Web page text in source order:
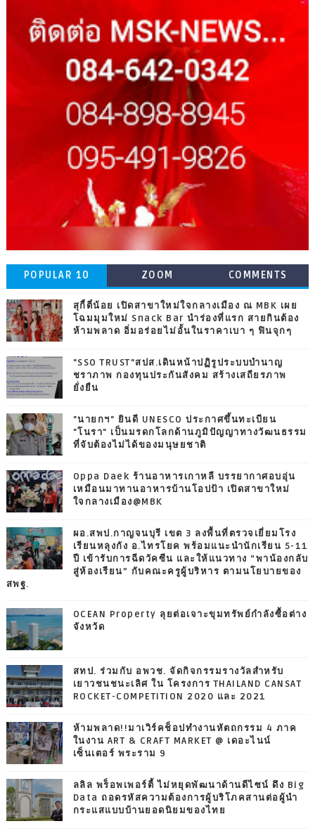
POPULAR 10 ZOOM COMMENTS
สุกี้ตี๋น้อย เปิดสาขาใหม่ใจกลางเมือง ณ MBK เผย
โฉมมุมใหม่ Snack Bar นำร่องที่แรก สายกินต้อง
ห้ามพลาด อิ่มอร่อยไม่อั้นในราคาเบา ๆ ฟินจุกๆ
"SSO TRUST"สปส.เดินหน้าปฏิรูประบบบำนาญ
ชราภาพ กองทุนประกันสังคม สร้างเสถียรภาพ
ยั่งยืน
"นายกฯ" ยินดี UNESCO ประกาศขึ้นทะเบียน
"โนรา" เป็นมรดกโลกด้านภูมิปัญญาทางวัฒนธรรม
ที่จับต้องไม่ได้ของมนุษยชาติ
Oppa Daek ร้านอาหารเกาหลี บรรยากาศอบอุ่น
เหมือนมาทานอาหารบ้านโอปป้า เปิดสาขาใหม่
ใจกลางเมือง@MBK
ผอ.สพป.กาญจนบุรี เขต 3 ลงพื้นที่ตรวจเยี่ยมโรง
เรียนหลุงกัง อ.ไทรโยค พร้อมแนะนำนักเรียน 5-11
ปี เข้ารับการฉีดวัคซีน และให้แนวทาง “พาน้องกลับ
สู่ห้องเรียน” กับคณะครูผู้บริหาร ตามนโยบายของ
สพฐ.
OCEAN Property ลุยต่อเจาะขุมทรัพย์กำลังซื้อต่าง
จังหวัด
สทป. ร่วมกับ อพวช. จัดกิจกรรมรางวัลสำหรับ
เยาวชนชนะเลิศ ใน โครงการ THAILAND CANSAT
ROCKET-COMPETITION 2020 และ 2021
ห้ามพลาด!!มาเวิร์คช็อปทำงานหัตถกรรม 4 ภาค
ในงาน ART & CRAFT MARKET @ เดอะไนน์
เซ็นเตอร์ พระราม 9
ลลิล พร็อพเพอร์ตี้ ไม่หยุดพัฒนาด้านดีไซน์ ดึง Big
Data ถอดรหัสความต้องการผู้บริโภคสานต่อผู้นำ
กระแสแบบบ้านยอดนิยมของไทย